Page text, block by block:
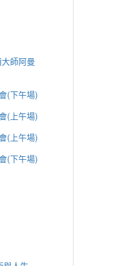
師阿曼
(下午場)
(上午場)
(上午場)
(下午場)